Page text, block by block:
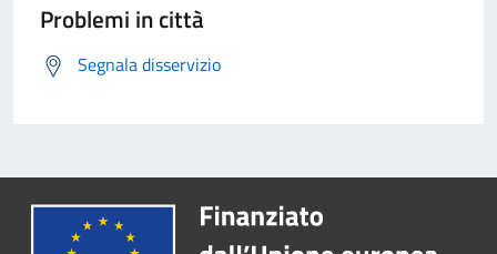
Problemi in città
Segnala disservizio